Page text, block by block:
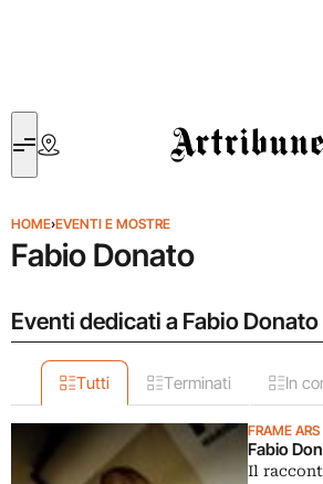
Artribune
HOME›EVENTI E MOSTRE
Fabio Donato
Eventi dedicati a Fabio Donato
Tutti Terminati In
FRAME ARS
Fabio
Il